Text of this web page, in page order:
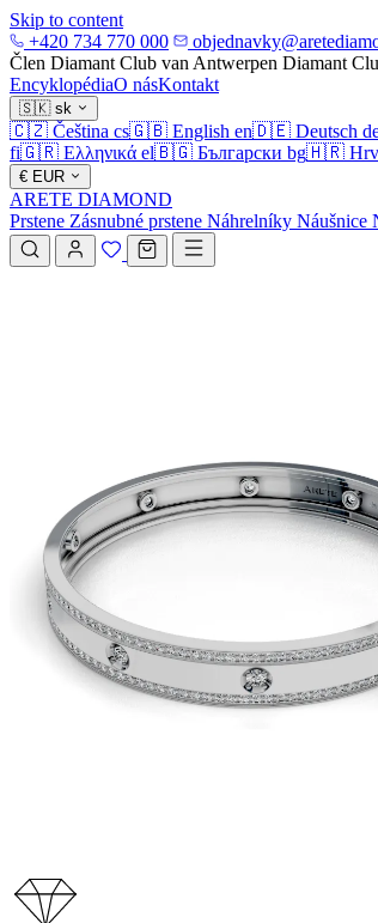
Skip to content
+420 734 770 000
Člen Diamant Club van Antwerpen Diamant
EncyklopédiaO násKontakt
🇸🇰 sk
🇨🇿 Čeština cs🇬🇧 English en🇩🇪 Deutsch
fi🇬🇷 Ελληνικά el🇧🇬 Български bg🇭🇷
€ EUR
ARETE DIAMOND
Prstene Zásnubné prstene Náhrelníky Náušnice